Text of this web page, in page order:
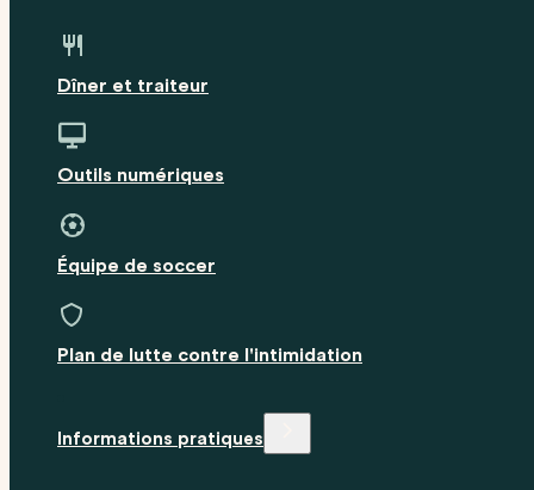
Dîner et traiteur
Outils numériques
Équipe de soccer
Plan de lutte contre l'intimidation
Informations pratiques